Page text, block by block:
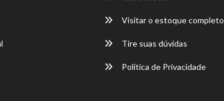
Visitar o estoque completo
Tire suas dúvidas
Política de Privacidade